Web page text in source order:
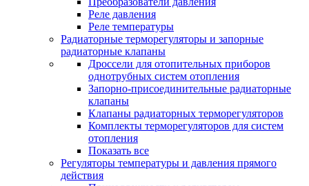
Реле давления
Реле температуры
Радиаторные терморегуляторы и запорные
радиаторные клапаны
Дроссели для отопительных приборов
однотрубных систем отопления
Запорно-присоединительные радиаторные
клапаны
Клапаны радиаторных терморегуляторов
Комплекты терморегуляторов для систем
отопления
Показать все
Регуляторы температуры и давления прямого
действия